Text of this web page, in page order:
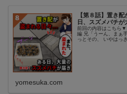
【第８話】置き
日、スズメバチ
前回の内容はこちら
編 兄「うーん、まぁ
っとその、 いやはっ
yomesuka.com